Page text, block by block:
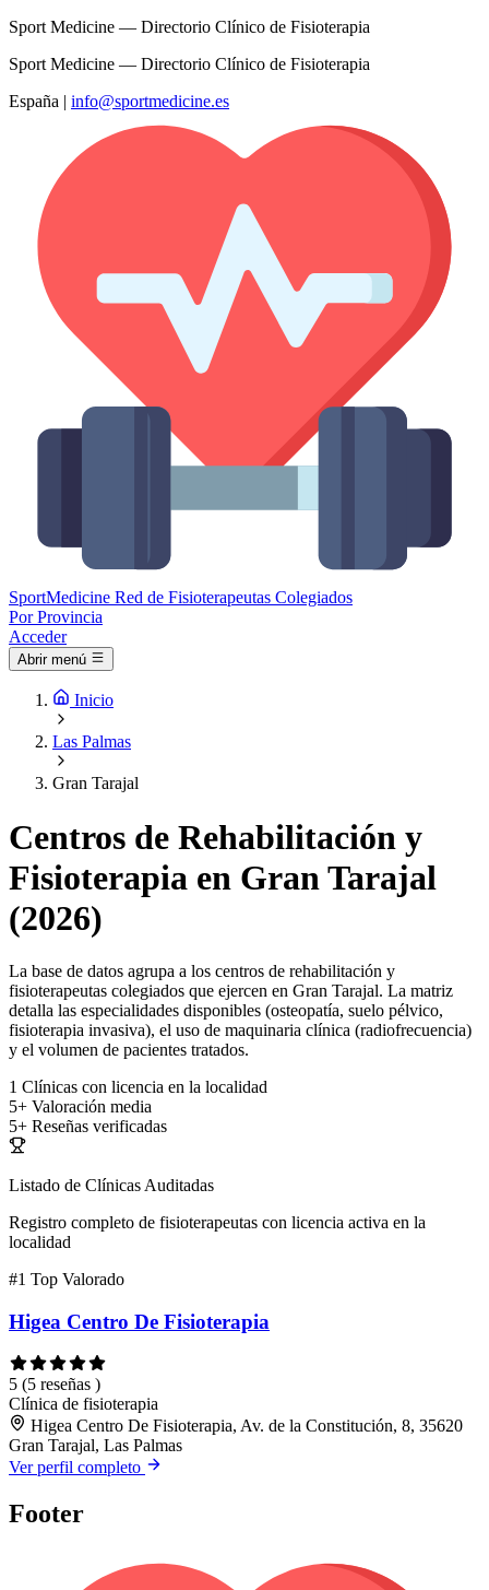
Sport Medicine — Directorio Clínico de Fisioterapia
Sport Medicine — Directorio Clínico de Fisioterapia
España | info@sportmedicine.es
SportMedicine Red de Fisioterapeutas Colegiados
Por Provincia
Acceder
Abrir menú
Inicio
Las Palmas
Gran Tarajal
Centros de Rehabilitación y
Fisioterapia en Gran Tarajal
(2026)
La base de datos agrupa a los centros de rehabilitación y
fisioterapeutas colegiados que ejercen en Gran Tarajal. La matriz
detalla las especialidades disponibles (osteopatía, suelo pélvico,
fisioterapia invasiva), el uso de maquinaria clínica (radiofrecuencia)
y el volumen de pacientes tratados.
1 Clínicas con licencia en la localidad
5+ Valoración media
5+ Reseñas verificadas
Listado de Clínicas Auditadas
Registro completo de fisioterapeutas con licencia activa en la
localidad
#1 Top Valorado
Higea Centro De Fisioterapia
5 (5 reseñas )
Clínica de fisioterapia
Higea Centro De Fisioterapia, Av. de la Constitución, 8, 35620
Gran Tarajal, Las Palmas
Ver perfil completo
Footer